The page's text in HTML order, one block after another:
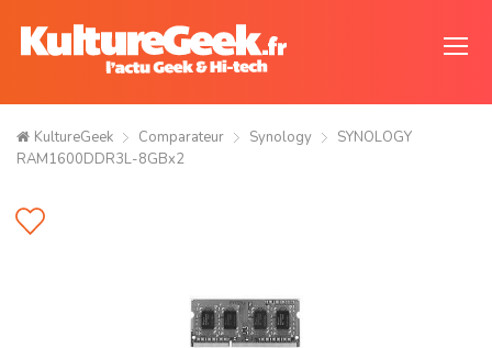
KultureGeek Comparateur Synology
SYNOLOGY
RAM1600DDR3L-8GBx2